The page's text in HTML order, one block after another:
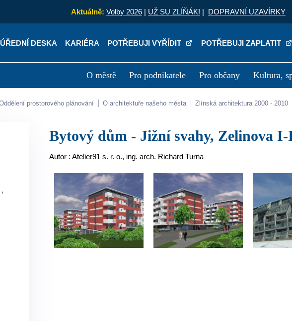
Aktuálně: Volby 2026 | UŽ SU ZLÍŇÁK! | DOPRAVNÍ UZAVÍRKY
ÚŘEDNÍ DESKA KARIÉRA POTŘEBUJI VYŘÍDIT POTŘEBUJI ZAPLATIT
O městě Pro podnikatele Pro občany Kultura,
Úřední deska Kariéra
Oddělení prostorového plánování O architektuře našeho města Zlínská architektura 2000 - 2010
Bytový dům - Jižní svahy, Zelinova
Autor : Atelier91 s. r. o., ing. arch. Richard Turna